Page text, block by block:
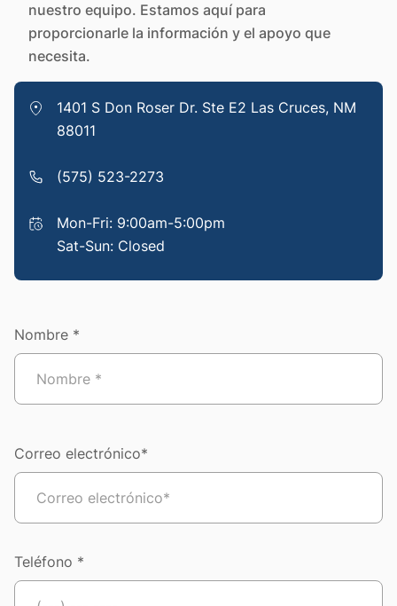
nuestro equipo. Estamos aquí para
proporcionarle la información y el apoyo que
necesita.
1401 S Don Roser Dr. Ste E2 Las Cruces, NM
88011
(575) 523-2273
Mon-Fri: 9:00am-5:00pm
Sat-Sun: Closed
Nombre *
Correo electrónico*
Teléfono *